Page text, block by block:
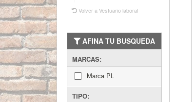
Volver a Vestuario laboral
AFINA TU BUSQUEDA
MARCAS:
Marca PL
TIPO: